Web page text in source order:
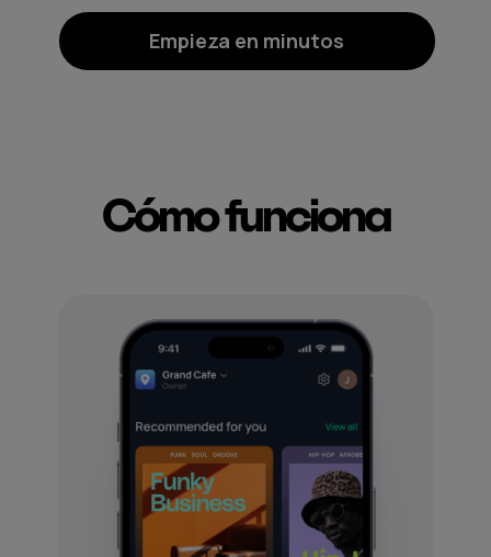
Empieza en minutos
Cómo funciona